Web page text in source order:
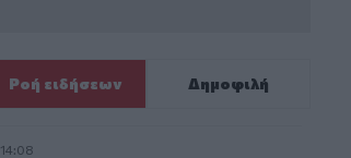
Ροή ειδήσεων Δημοφιλή
14:08